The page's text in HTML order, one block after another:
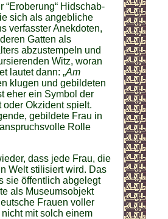
Hidschab-
sich als angebliche
verfasster Anekdoten,
Gatten als
abzustempeln und
Witz, woran
lautet dann: „Am
klugen und gebildeten
eher ein Symbol der
Okzident spielt.
gebildete Frau in
Rolle
dass jede Frau, die
Welt stilisiert wird. Das
sie öffentlich abgelegt
als Museumsobjekt
Frauen voller
mit solch einem